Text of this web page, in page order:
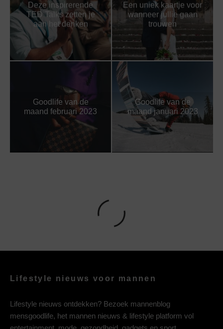
Deze inspirerende
TED Talks zetten je
aan het denken
Een uniek kaartje voor
wanneer jullie gaan
trouwen
Goodlife van de
maand februari 2023
Goodlife van de
maand januari 2023
Lifestyle nieuws voor mannen
Lifestyle nieuws ontdekken? Bezoek mannenblog
mensgoodlife, het mannen nieuws & lifestyle platform vol